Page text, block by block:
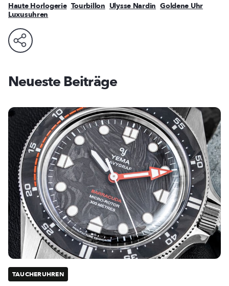
Haute Horlogerie Tourbillon Ulysse Nardin Goldene Uhr
Luxusuhren
Neueste Beiträge
TAUCHERUHREN